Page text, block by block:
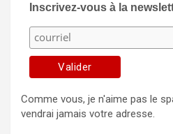
Inscrivez-vous à la
Comme vous, je n'aime pas le
vendrai jamais votre adresse.